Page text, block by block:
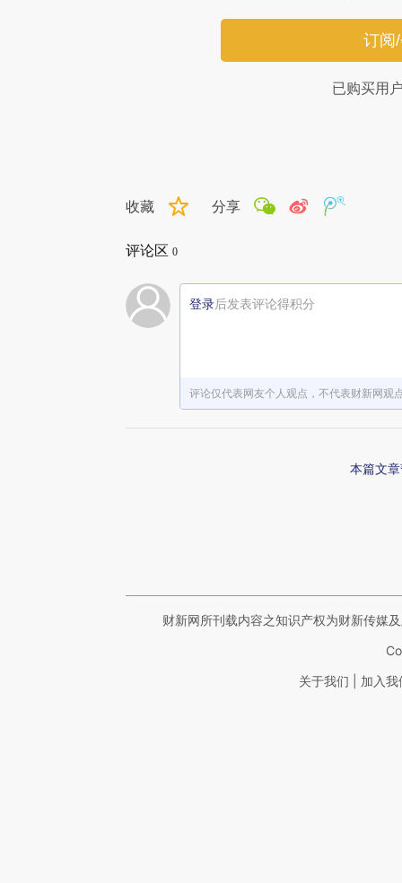
订阅
已购买用
收藏 分享
评论区 0
登录后发表评论得积分
评论仅代表网友个人观点，不代表财新网观
本篇文
财新网所刊载内容之知识产权为财新传媒
关于我们 加入我